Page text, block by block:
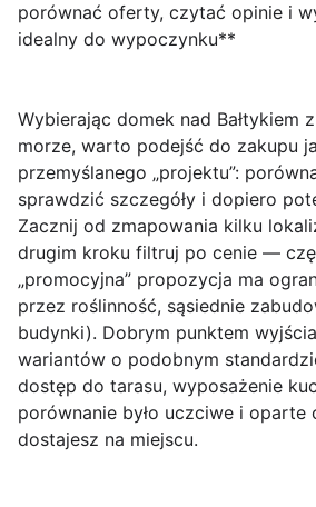
porównać oferty, czytać opinie i
idealny do wypoczynku**
Wybierając domek nad Bałtykiem
morze, warto podejść do zakupu
przemyślanego „projektu”:
sprawdzić szczegóły i dopiero
Zacznij od zmapowania kilku
drugim kroku filtruj po cenie —
„promocyjna” propozycja ma
przez roślinność, sąsiednie
budynki). Dobrym punktem
wariantów o podobnym
dostęp do tarasu, wyposażenie
porównanie było uczciwe i oparte
dostajesz na miejscu.